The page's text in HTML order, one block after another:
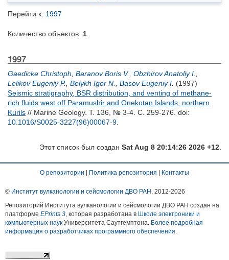
Перейти к: 1997
Количество объектов: 1
1997
Gaedicke Christoph Baranov Boris V. Obzhirov Anatoliy I.
Lelikov Eugeniy P. Belykh Igor N. Basov Eugeniy I. (1997)
Seismic stratigraphy, BSR distribution, and venting of methane-
rich fluids west off Paramushir and Onekotan Islands, northern
Kurils // Marine Geology. Т. 136, № 3-4. С. 259-276. doi:
10.1016/S0025-3227(96)00067-9
Этот список был создан Sat Aug 8 20:14:26 2026 +12
О репозитории Политика репозитория Контакты
© Институт вулканологии и сейсмологии ДВО РАН , 2012-2026
Репозиторий Института вулканологии и сейсмологии ДВО РАН создан на
платформе EPrints 3, которая разработана в Школе электроники и
компьютерных наук Университета Саутгемптона. Более подробная
информация о разработчиках программного обеспечения.